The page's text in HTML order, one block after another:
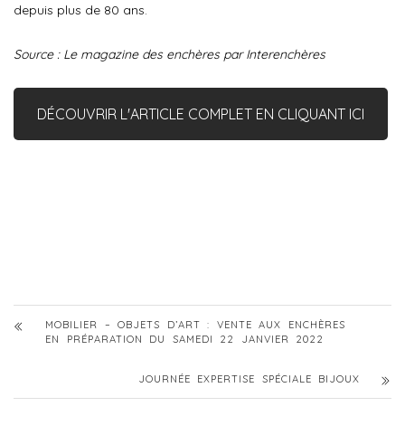
depuis plus de 80 ans.
Source : Le magazine des enchères par Interenchères
DÉCOUVRIR L'ARTICLE COMPLET EN CLIQUANT ICI
MOBILIER – OBJETS D’ART : VENTE AUX ENCHÈRES
EN PRÉPARATION DU SAMEDI 22 JANVIER 2022
JOURNÉE EXPERTISE SPÉCIALE BIJOUX